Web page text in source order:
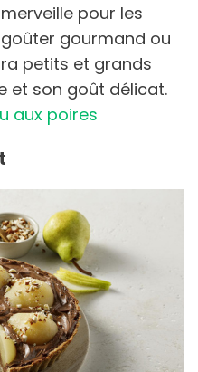
pour les
gourmand ou
petits et grands
et son goût délicat.
aux poires